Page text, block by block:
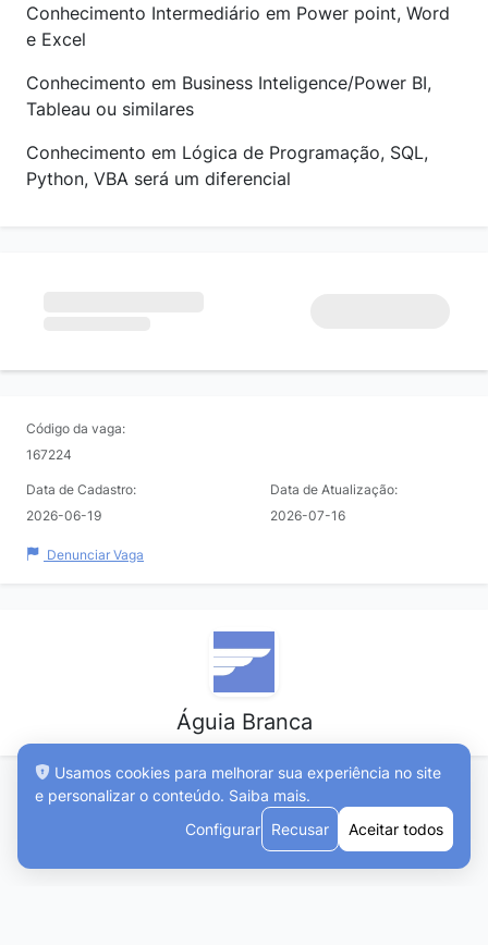
Conhecimento Intermediário em Power point, Word
e Excel
Conhecimento em Business Inteligence/Power BI,
Tableau ou similares
Conhecimento em Lógica de Programação, SQL,
Python, VBA será um diferencial
Código da vaga:
167224
Data de Cadastro:
2026-06-19
Data de Atualização:
2026-07-16
Denunciar Vaga
Águia Branca
Usamos cookies para melhorar sua experiência no site
e personalizar o conteúdo. Saiba mais.
Configurar
Recusar Aceitar todos